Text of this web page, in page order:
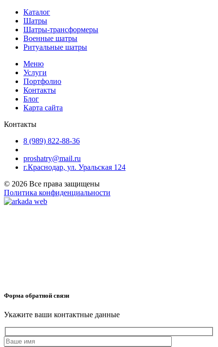
Каталог
Шатры
Шатры-трансформеры
Военные шатры
Ритуальные шатры
Меню
Услуги
Портфолио
Контакты
Блог
Карта сайта
Контакты
8 (989) 822-88-36
proshatry@mail.ru
г.Краснодар, ул. Уральская 124
© 2026 Все права защищены
Политика конфиденциальности
Форма обратной связи
Укажите ваши контактные данные